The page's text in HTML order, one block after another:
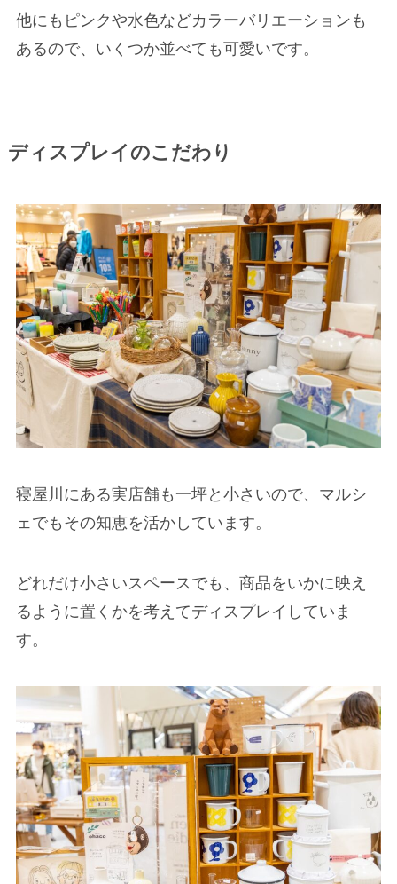
他にもピンクや水色などカラーバリエーションも
あるので、いくつか並べても可愛いです。
ディスプレイのこだわり
寝屋川にある実店舗も一坪と小さいので、マルシ
ェでもその知恵を活かしています。
どれだけ小さいスペースでも、商品をいかに映え
るように置くかを考えてディスプレイしていま
す。